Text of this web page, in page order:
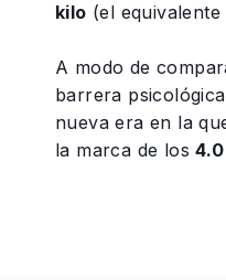
kilo (el
A modo de
barrera
nueva era en la
la marca de los